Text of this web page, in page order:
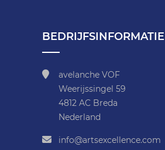
BEDRIJFSINFORMATIE
avelanche VOF
Weerijssingel 59
4812 AC Breda
Nederland
info@artsexcellence.com